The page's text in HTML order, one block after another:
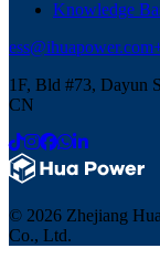
Knowledge
ess@ihuapower.com
1F, Bld #73, Dayun
CN
© 2026 Zhejiang
Co., Ltd.